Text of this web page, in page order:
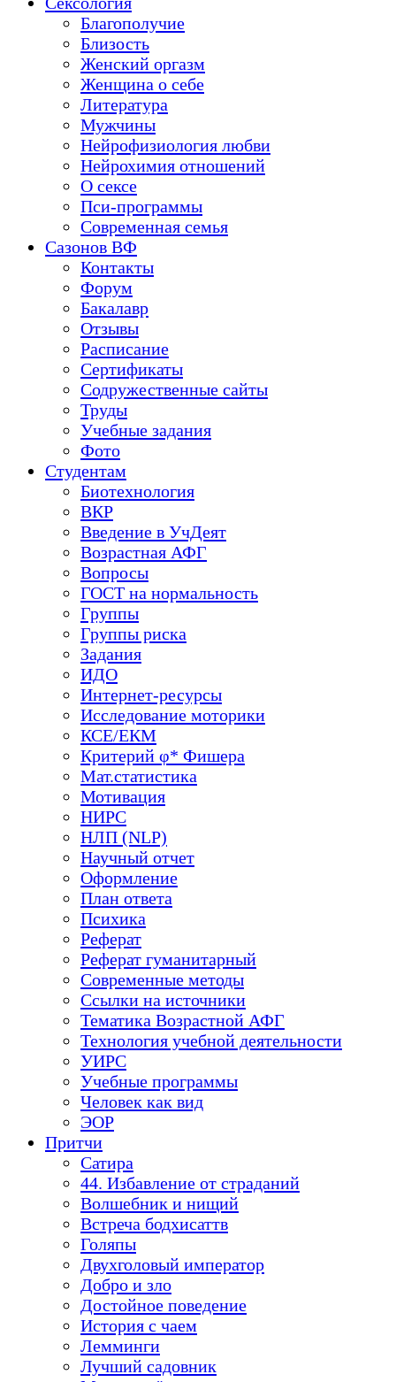
Благополучие
Близость
Женский оргазм
Женщина о себе
Литература
Мужчины
Нейрофизиология любви
Нейрохимия отношений
О сексе
Пси-программы
Современная семья
Сазонов ВФ
Контакты
Форум
Бакалавр
Отзывы
Расписание
Сертификаты
Содружественные сайты
Труды
Учебные задания
Фото
Студентам
Биотехнология
ВКР
Введение в УчДеят
Возрастная АФГ
Вопросы
ГОСТ на нормальность
Группы
Группы риска
Задания
ИДО
Интернет-ресурсы
Исследование моторики
КСЕ/ЕКМ
Критерий φ* Фишера
Мат.статистика
Мотивация
НИРС
НЛП (NLP)
Научный отчет
Оформление
План ответа
Психика
Реферат
Реферат гуманитарный
Современные методы
Ссылки на источники
Тематика Возрастной АФГ
Технология учебной деятельности
УИРС
Учебные программы
Человек как вид
ЭОР
Притчи
Сатира
44. Избавление от страданий
Волшебник и нищий
Встреча бодхисаттв
Голяпы
Двухголовый император
Добро и зло
Достойное поведение
История с чаем
Лемминги
Лучший садовник